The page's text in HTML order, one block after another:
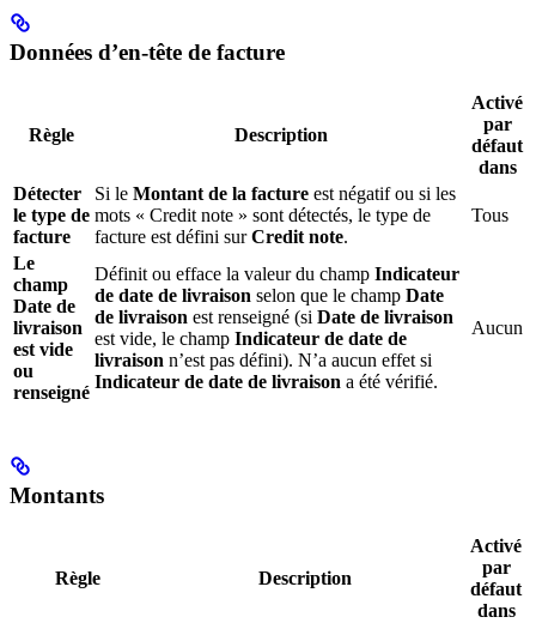
Données d’en-tête de facture
Règle Description
Activé
par
défaut
dans
Détecter
le type de
facture
Si le Montant de la facture est négatif ou si les
mots « Credit note » sont détectés, le type de
facture est défini surCredit note.
Tous
Le
champ
Date de
livraison
est vide
ou
renseigné
Définit ou efface la valeur du champ Indicateur
de date de livraison selon que le champ Date
de livraison est renseigné (si Date de livraison
est vide, le champ Indicateur de date de
livraison n’est pas défini). N’a aucun effet si
Indicateur de date de livraison a été vérifié.
Aucun
Montants
Règle Description
Activé
par
défaut
dans